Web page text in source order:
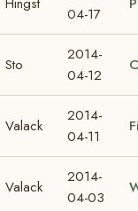
04-17
Sto
2014-
04-12
Valack
2014-
04-11
Valack
2014-
04-03